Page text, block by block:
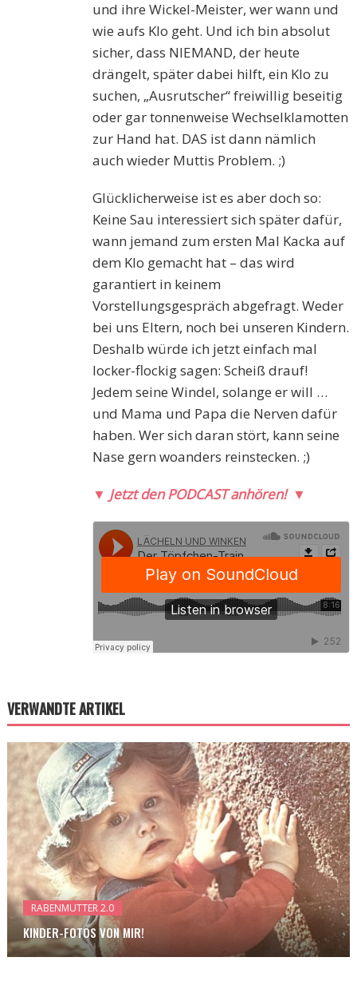
und ihre Wickel-Meister, wer wann und
wie aufs Klo geht. Und ich bin absolut
sicher, dass NIEMAND, der heute
drängelt, später dabei hilft, ein Klo zu
suchen, „Ausrutscher“ freiwillig beseitig
oder gar tonnenweise Wechselklamotten
zur Hand hat. DAS ist dann nämlich
auch wieder Muttis Problem. ;)
Glücklicherweise ist es aber doch so:
Keine Sau interessiert sich später dafür,
wann jemand zum ersten Mal Kacka auf
dem Klo gemacht hat – das wird
garantiert in keinem
Vorstellungsgespräch abgefragt. Weder
bei uns Eltern, noch bei unseren Kindern.
Deshalb würde ich jetzt einfach mal
locker-flockig sagen: Scheiß drauf!
Jedem seine Windel, solange er will …
und Mama und Papa die Nerven dafür
haben. Wer sich daran stört, kann seine
Nase gern woanders reinstecken. ;)
▼ Jetzt den PODCAST anhören! ▼
VERWANDTE ARTIKEL
RABENMUTTER 2.0
KINDER-FOTOS VON MIR!